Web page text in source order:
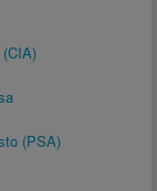
(PSA)